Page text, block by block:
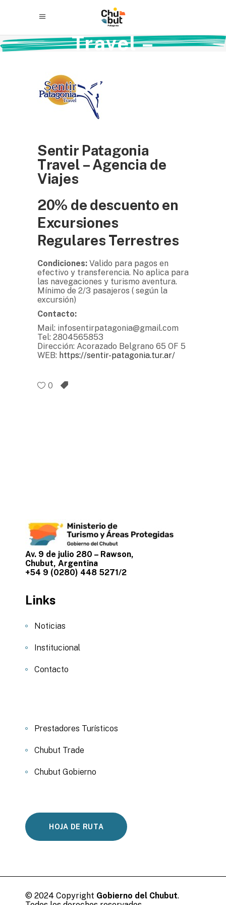
Patagonia
Travel –
Viajes
Sentir Patagonia
Travel – Agencia de
Viajes
20% de descuento en
Excursiones
Regulares Terrestres
Condiciones: Valido para pagos en
efectivo y transferencia. No aplica para
las navegaciones y turismo aventura.
Mínimo de 2/3 pasajeros ( según la
excursión)
Contacto:
Mail: infosentirpatagonia@gmail.com
Tel: 2804565853
Dirección: Acorazado Belgrano 65 OF 5
WEB: https://sentir-patagonia.tur.ar/
0
Av. 9 de julio 280 – Rawson,
Chubut, Argentina
+54 9 (0280) 448 5271/2
Links
Noticias
Institucional
Contacto
Prestadores Turísticos
Chubut Trade
Chubut Gobierno
HOJA DE RUTA
© 2024 Copyright Gobierno del Chubut.